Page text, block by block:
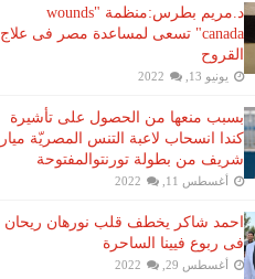
د.مريم بطرس:منظمة "wounds
canada" تسعى لمساعدة مصر فى علاج
القروح
يونيو 13, 2022
بسبب منعها من الحصول على تأشيرة
كندا انسحاب لاعبة ​التنس​ المصريّة ​ميار
شريف​ من بطولة ​تورنتو​المفتوحة
أغسطس 11, 2022
احمد شاكر يخطف قلب نورهان ريحان
فى ربوع فيينا الساحرة
أغسطس 29, 2022